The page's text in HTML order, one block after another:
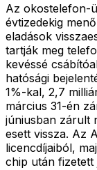
Az okostelefon-
évtizedekig
eladások
tartják meg
kevéssé
hatósági
1%-kal, 2,7
március 31-én
júniusban zárult
esett vissza. Az
licencdíjaiból,
chip után fizetett